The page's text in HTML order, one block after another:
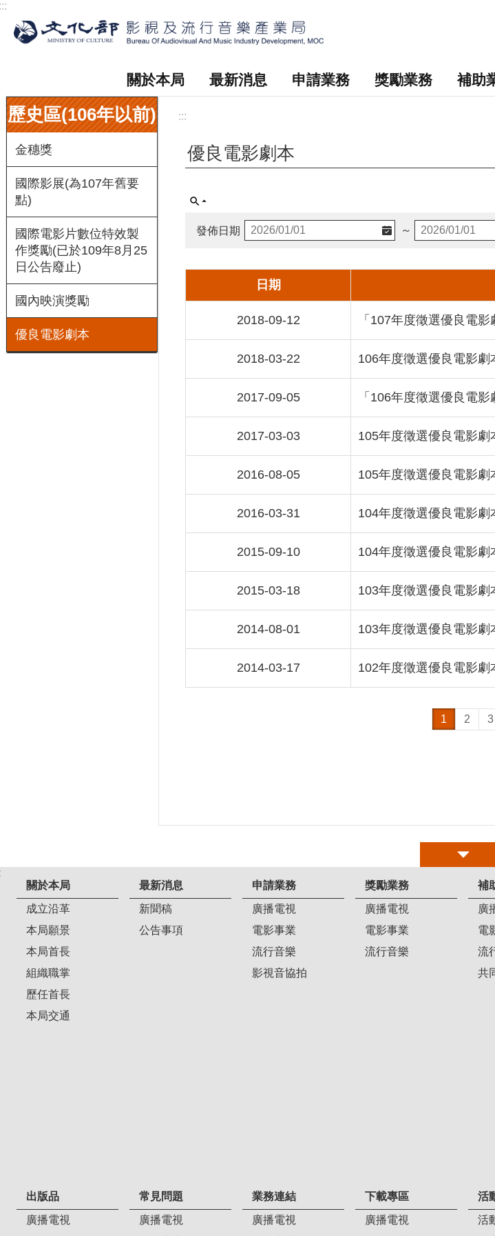
關於本局 最新消息 申請業務 獎勵業務 補助
:::
歷史區(106年以前)
金穗獎
國際影展(為107年舊要
點)
國際電影片數位特效製
作獎勵(已於109年8月25
日公告廢止)
國內映演獎勵
優良電影劇本
:::
優良電影劇本
發佈日期 ～
日期
2018-09-12 「107年度徵選優良電
2018-03-22 106年度徵選優良電影劇
2017-09-05 「106年度徵選優良電
2017-03-03 105年度徵選優良電影劇
2016-08-05 105年度徵選優良電影劇
2016-03-31 104年度徵選優良電影劇
2015-09-10 104年度徵選優良電影劇
2015-03-18 103年度徵選優良電影劇
2014-08-01 103年度徵選優良電影劇
2014-03-17 102年度徵選優良電影劇
1 2 3
關於本局
成立沿革
本局願景
本局首長
組織職掌
歷任首長
本局交通
最新消息
新聞稿
公告事項
申請業務
廣播電視
電影事業
流行音樂
影視音協拍
獎勵業務
廣播電視
電影事業
流行音樂
補
廣
電
流
共
出版品
廣播電視
常見問題
廣播電視
業務連結
廣播電視
下載專區
廣播電視
活
活